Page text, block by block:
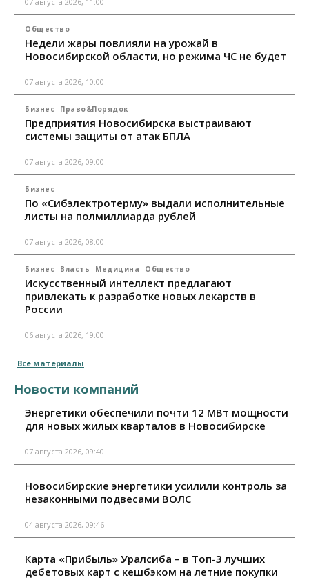
Общество
Недели жары повлияли на урожай в
Новосибирской области, но режима ЧС не будет
07 августа 2026, 10:00
Бизнес Право&Порядок
Предприятия Новосибирска выстраивают
системы защиты от атак БПЛА
07 августа 2026, 09:00
Бизнес
По «Сибэлектротерму» выдали исполнительные
листы на полмиллиарда рублей
07 августа 2026, 08:00
Бизнес Власть Медицина Общество
Искусственный интеллект предлагают
привлекать к разработке новых лекарств в
России
06 августа 2026, 19:00
Все материалы
Новости компаний
Энергетики обеспечили почти 12 МВт мощности
для новых жилых кварталов в Новосибирске
07 августа 2026, 09:40
Новосибирские энергетики усилили контроль за
незаконными подвесами ВОЛС
04 августа 2026, 09:46
Карта «Прибыль» Уралсиба – в Топ-3 лучших
дебетовых карт с кешбэком на летние покупки